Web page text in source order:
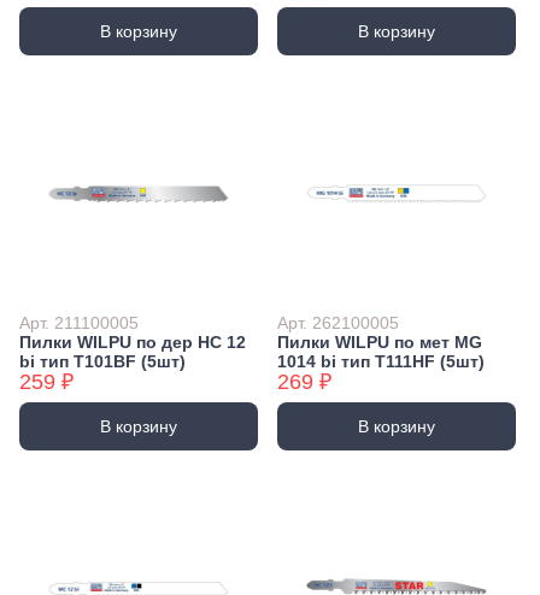
В корзину В корзину
Арт. 211100005
Пилки WILPU по дер HC 12
bi тип T101BF (5шт)
259 ₽
В корзину
Арт. 262100005
Пилки WILPU по мет MG
1014 bi тип T111HF (5шт)
269 ₽
В корзину